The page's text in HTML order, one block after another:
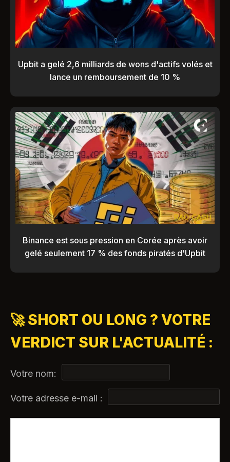
Upbit a gelé 2,6 milliards de wons d'actifs volés et
lance un remboursement de 10 %
Binance est sous pression en Corée après avoir
gelé seulement 17 % des fonds piratés d'Upbit
🚀 SHORT OU LONG ? VOTRE
VERDICT SUR L'ACTUALITÉ :
Votre nom:
Votre adresse e-mail :